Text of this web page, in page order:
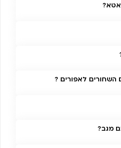
לאפורים ?
מגב?